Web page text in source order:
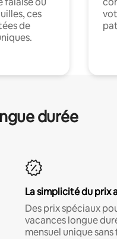
ces
de
durée
La simplicité du prix
Des prix spéciaux
vacances longue
mensuel unique